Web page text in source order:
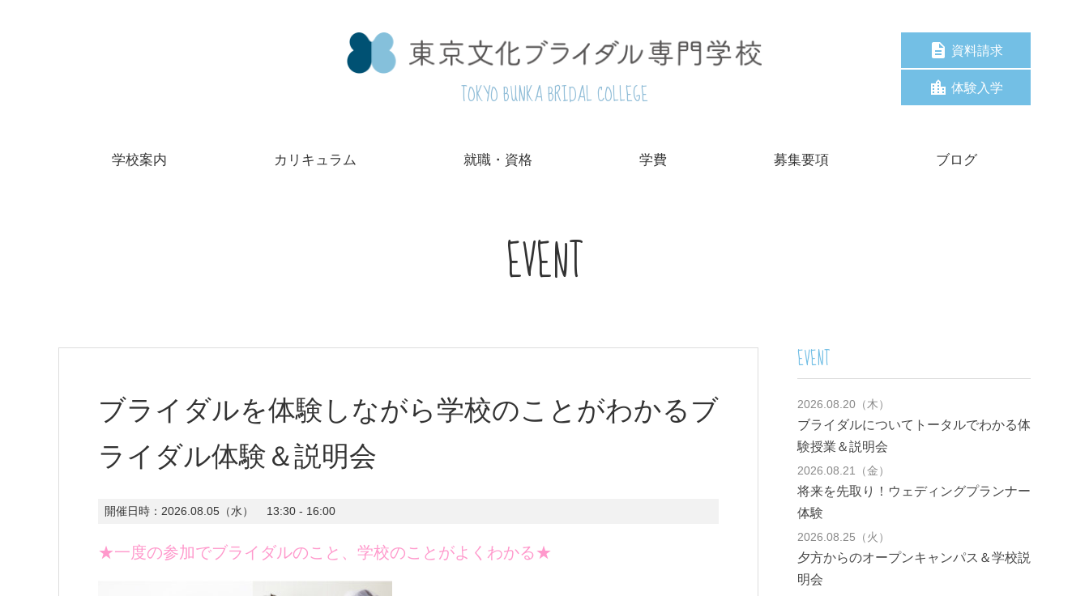
TOKYO BUNKA BRIDAL COLLEGE
資料請求
体験入学
学校案内 カリキュラム 就職・資格 学費 募集要項 ブログ
EVENT
ブライダルを体験しながら学校のことがわかるブ
ライダル体験＆説明会
開催日時： 2026.08.05（水） 13:30 - 16:00
★一度の参加でブライダルのこと、学校のことがよくわかる★
EVENT
2026.08.20（木）
ブライダルについてトータルでわかる体
験授業＆説明会
2026.08.21（金）
将来を先取り！ウェディングプランナー
体験
2026.08.25（火）
夕方からのオープンキャンパス＆学校説
明会